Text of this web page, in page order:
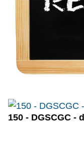
150 - DGSCGC -